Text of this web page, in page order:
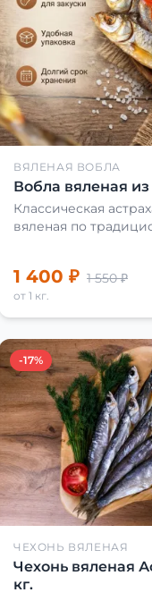
ВЯЛЕНАЯ ВОБЛА
Вобла вяленая из
Классическая
вяленая по
1 400 ₽ 1 550 ₽
от 1 кг.
-17%
ЧЕХОНЬ ВЯЛЕНАЯ
Чехонь вяленая
кг.